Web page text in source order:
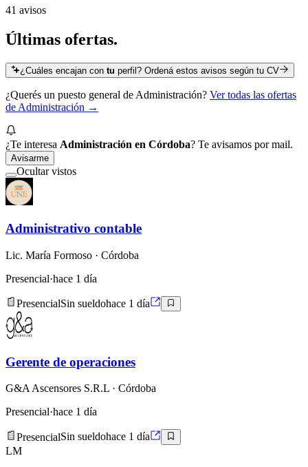
41 avisos
Últimas ofertas.
¿Cuáles encajan contu perfil? Ordená estos avisos según tu CV
¿Querés un puesto general de Administración? Ver todas las ofertas
de Administración →
¿Te interesa Administración en Córdoba? Te avisamos por mail.
Avisarme
Ocultar vistos
Administrativo contable
Lic. María Formoso · Córdoba
Presencial·hace 1 día
PresencialSin sueldohace 1 día
Gerente de operaciones
G&A Ascensores S.R.L · Córdoba
Presencial·hace 1 día
PresencialSin sueldohace 1 día
LM